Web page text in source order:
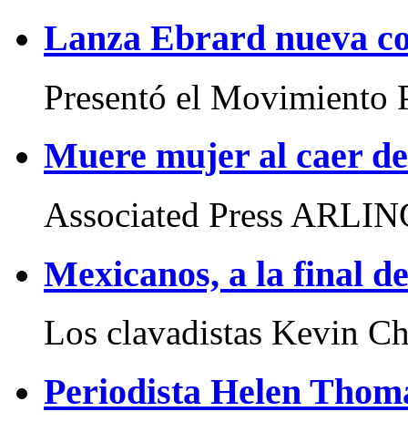
Lanza Ebrard nueva
Presentó el Movimiento
Muere mujer al caer
Associated Press
Mexicanos, a la final
Los clavadistas Kevin
Periodista Helen